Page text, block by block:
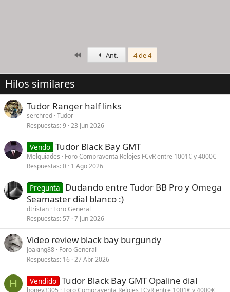
PrimeroAnt. 4 de 4
Hilos similares
Tudor Ranger half links
serchred Tudor
Respuestas 9 23 Jun 2026
Vendo Tudor Black Bay GMT
Melquiades
Foro Compraventa Relojes FCvR entre 1001€ y 4000€
Respuestas 0 1 Ago 2026
Pregunta
Dudando entre Tudor BB Pro y Omega
Seamaster dial blanco :)
dtristan Foro General
Respuestas 57 7 Jun 2026
Video review black bay burgundy
Joaking88 Foro General
Respuestas 16 27 Abr 2026
H Vendido Tudor Black Bay GMT Opaline dial
honey3305 Foro Compraventa Relojes FCvR entre 1001€ y 4000€